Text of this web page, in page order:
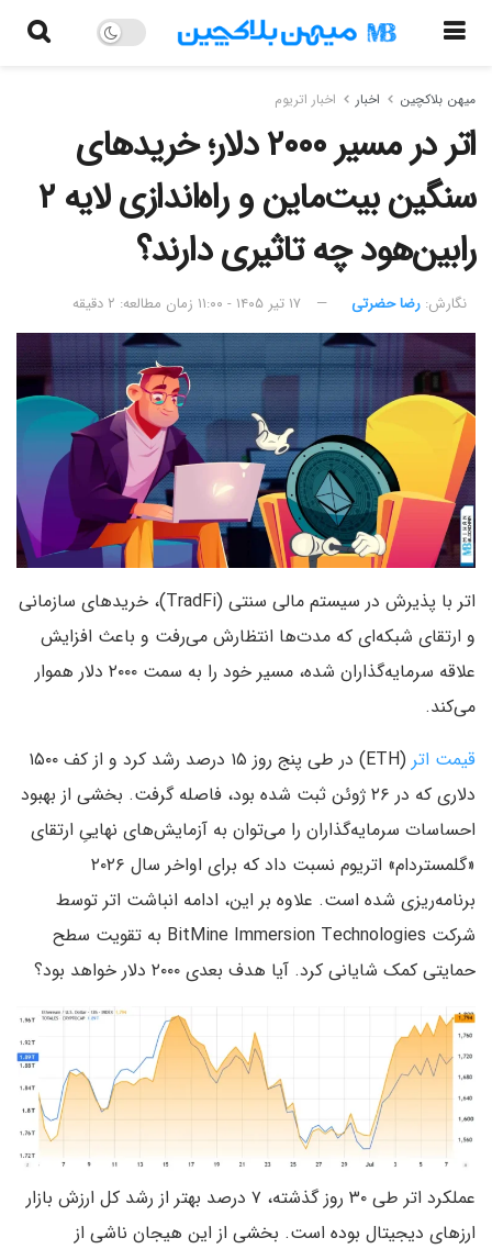
میهن بلاکچین اخبار اخبار اتریوم
اتر در مسیر ۲۰۰۰ دلار؛ خریدهای
سنگین بیت‌ماین و راه‌اندازی لایه ۲
رابین‌هود چه تاثیری دارند؟
نگارش:‌ رضا حضرتی ۱۷ تیر ۱۴۰۵ - ۱۱:۰۰ زمان مطالعه: ۲ دقیقه
اتر با پذیرش در سیستم مالی سنتی (TradFi)، خریدهای سازمانی
و ارتقای شبکه‌ای که مدت‌ها انتظارش می‌رفت و باعث افزایش
علاقه سرمایه‌گذاران شده، مسیر خود را به سمت ۲۰۰۰ دلار هموار
می‌کند.
قیمت اتر
(ETH) در طی پنج روز ۱۵ درصد رشد کرد و از کف ۱۵۰۰
دلاری که در ۲۶ ژوئن ثبت شده بود، فاصله گرفت. بخشی از بهبود
احساسات سرمایه‌گذاران را می‌توان به آزمایش‌های نهاییِ ارتقای
«گلمستردام» اتریوم نسبت داد که برای اواخر سال ۲۰۲۶
برنامه‌ریزی شده است. علاوه بر این، ادامه انباشت اتر توسط
شرکت BitMine Immersion Technologies به تقویت سطح
حمایتی کمک شایانی کرد. آیا هدف بعدی ۲۰۰۰ دلار خواهد بود؟
عملکرد اتر طی ۳۰ روز گذشته، ۷ درصد بهتر از رشد کل ارزش بازار
ارزهای دیجیتال بوده است. بخشی از این هیجان ناشی از